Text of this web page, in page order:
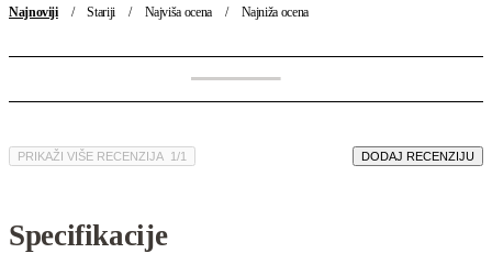
Najnoviji
Stariji Najviša ocena Najniža ocena
PRIKAŽI VIŠE RECENZIJA / DODAJ RECENZIJU
Specifikacije